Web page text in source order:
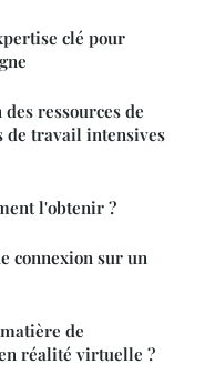
clé pour
ressources de
de travail intensives
l'obtenir ?
connexion sur un
de
réalité virtuelle ?